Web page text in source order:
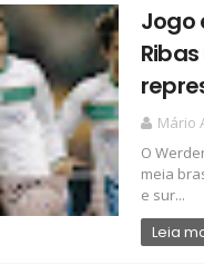
Jogo
Mário
O
meia
e sur...
Leia